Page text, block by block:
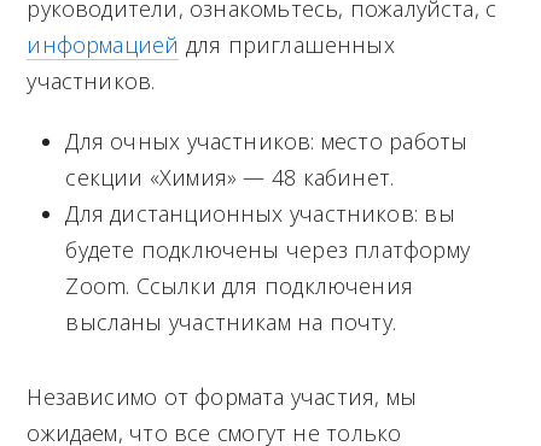
n
руководители, ознакомьтесь, пожалуйста, с
информацией для приглашенных
участников.
Для очных участников: место работы
секции «Химия» — 48 кабинет.
Для дистанционных участников: вы
будете подключены через платформу
Zoom. Ссылки для подключения
высланы участникам на почту.
Независимо от формата участия, мы
ожидаем, что все смогут не только